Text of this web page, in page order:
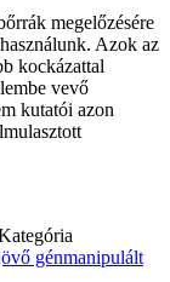
megelőzésére
Azok az
kockázattal
vevő
kutatói azon
génmanipulált